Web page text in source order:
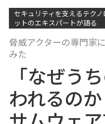
セキュリティを支えるテク
ットのエキスパートが語る
脅威アクターの専門家
みた
「なぜう
われるの